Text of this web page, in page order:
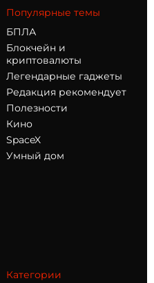
Популярные темы
БПЛА
Блокчейн и
криптовалюты
Легендарные гаджеты
Редакция рекомендует
Полезности
Кино
SpaceX
Умный дом
Категории